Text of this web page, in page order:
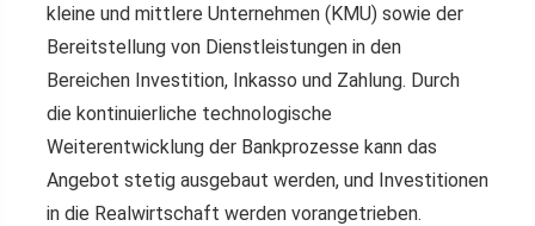
kleine und mittlere Unternehmen (KMU) sowie der
Bereitstellung von Dienstleistungen in den
Bereichen Investition, Inkasso und Zahlung. Durch
die kontinuierliche technologische
Weiterentwicklung der Bankprozesse kann das
Angebot stetig ausgebaut werden, und Investitionen
in die Realwirtschaft werden vorangetrieben.